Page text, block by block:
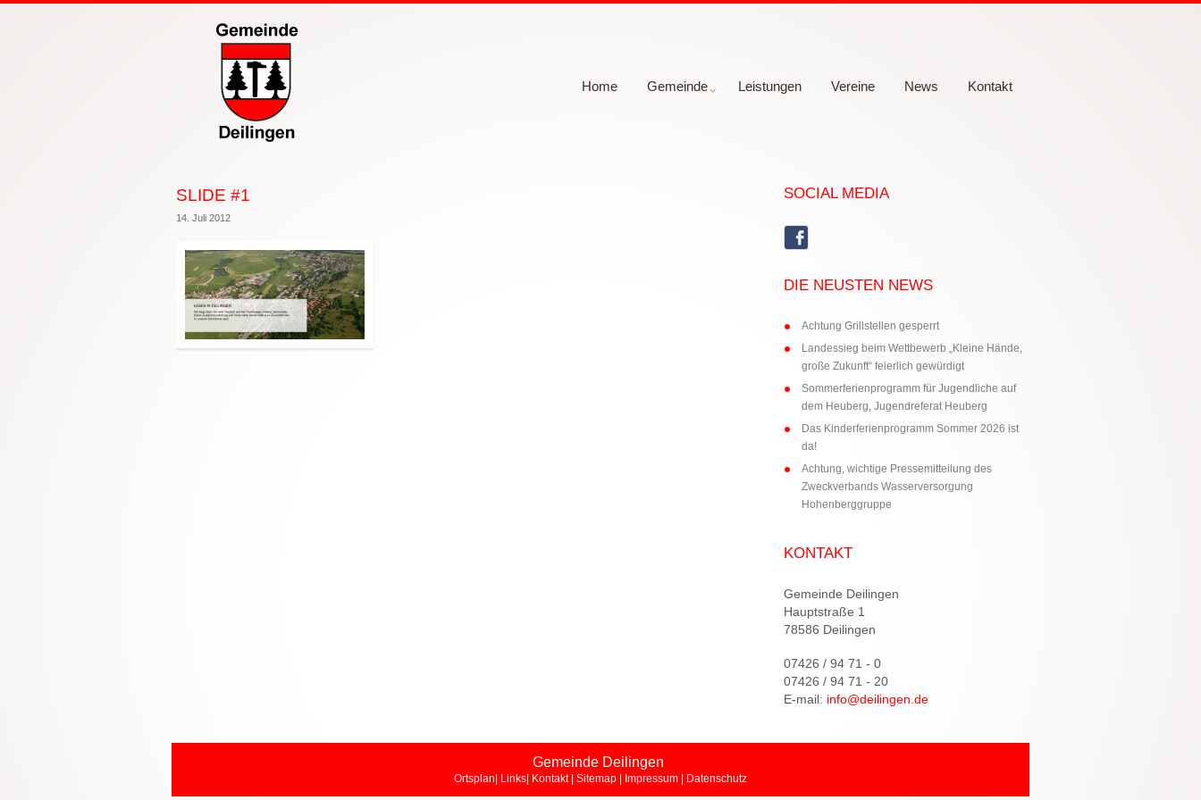
Home Gemeinde Leistungen Vereine News Kontakt
SLIDE #1
14. Juli 2012
SOCIAL MEDIA
DIE NEUSTEN NEWS
Achtung Grillstellen gesperrt
Landessieg beim Wettbewerb „Kleine Hände,
große Zukunft“ feierlich gewürdigt
Sommerferienprogramm für Jugendliche auf
dem Heuberg, Jugendreferat Heuberg
Das Kinderferienprogramm Sommer 2026 ist
da!
Achtung, wichtige Pressemitteilung des
Zweckverbands Wasserversorgung
Hohenberggruppe
KONTAKT
Gemeinde Deilingen
Hauptstraße 1
78586 Deilingen
07426 / 94 71 - 0
07426 / 94 71 - 20
E-mail: info@deilingen.de
Gemeinde Deilingen
Ortsplan | Links | Kontakt | Sitemap | Impressum | Datenschutz